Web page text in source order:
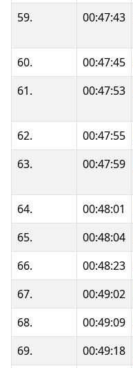
59.
00:47:43
60. 00:47:45
61.
00:47:53
62. 00:47:55
63.
00:47:59
64. 00:48:01
65.
00:48:04
66.
00:48:23
67.
00:49:02
68.
00:49:09
69.
00:49:18